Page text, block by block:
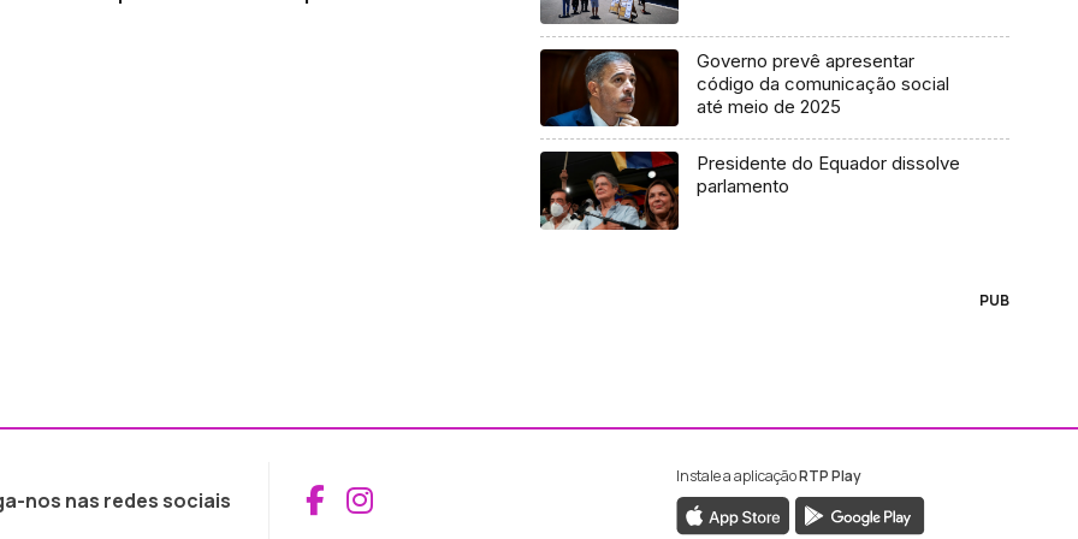
Governo prevê apresentar
código da comunicação social
até meio de 2025
Presidente do Equador dissolve
parlamento
PUB
nos nas redes sociais Aceder ao Facebook da RTP Madeira
Aceder ao Instagram da RTP Madeira
Instale a aplicaçãoRTP Play